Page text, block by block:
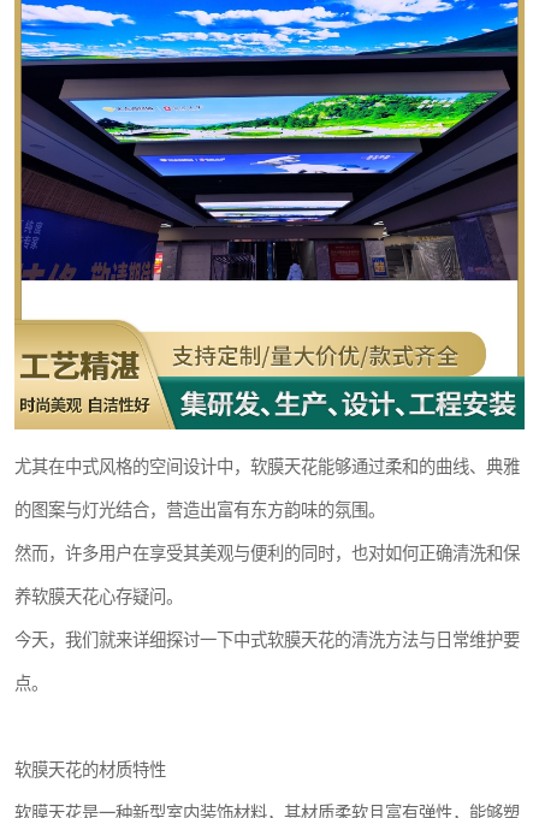
尤其在中式风格的空间设计中，软膜天花能够通过柔和的曲线、典雅
的图案与灯光结合，营造出富有东方韵味的氛围。
然而，许多用户在享受其美观与便利的同时，也对如何正确清洗和保
养软膜天花心存疑问。
今天，我们就来详细探讨一下中式软膜天花的清洗方法与日常维护要
点。
软膜天花的材质特性
软膜天花是一种新型室内装饰材料，其材质柔软且富有弹性，能够塑